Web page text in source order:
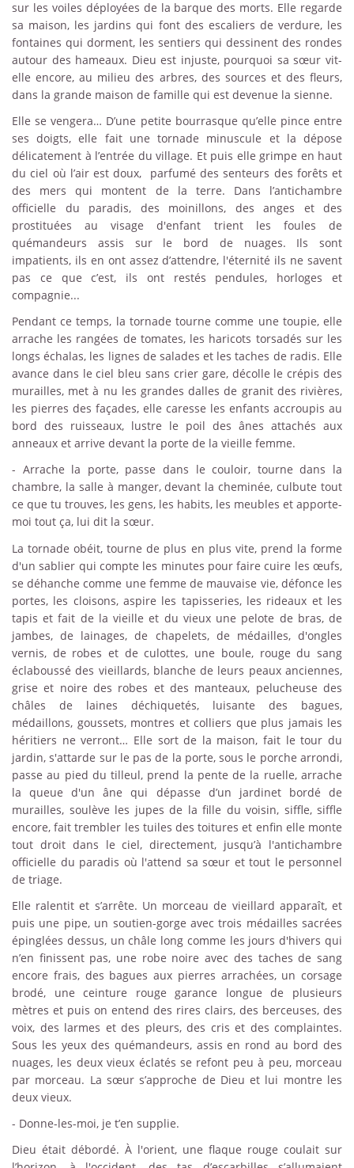
sur les voiles déployées de la barque des morts. Elle regarde
sa maison, les jardins qui font des escaliers de verdure, les
fontaines qui dorment, les sentiers qui dessinent des rondes
autour des hameaux. Dieu est injuste, pourquoi sa sœur vit-
elle encore, au milieu des arbres, des sources et des fleurs,
dans la grande maison de famille qui est devenue la sienne.
Elle se vengera… D’une petite bourrasque qu’elle pince entre
ses doigts, elle fait une tornade minuscule et la dépose
délicatement à l’entrée du village. Et puis elle grimpe en haut
du ciel où l’air est doux, parfumé des senteurs des forêts et
des mers qui montent de la terre. Dans l’antichambre
officielle du paradis, des moinillons, des anges et des
prostituées au visage d'enfant trient les foules de
quémandeurs assis sur le bord de nuages. Ils sont
impatients, ils en ont assez d’attendre, l'éternité ils ne savent
pas ce que c’est, ils ont restés pendules, horloges et
compagnie...
Pendant ce temps, la tornade tourne comme une toupie, elle
arrache les rangées de tomates, les haricots torsadés sur les
longs échalas, les lignes de salades et les taches de radis. Elle
avance dans le ciel bleu sans crier gare, décolle le crépis des
murailles, met à nu les grandes dalles de granit des rivières,
les pierres des façades, elle caresse les enfants accroupis au
bord des ruisseaux, lustre le poil des ânes attachés aux
anneaux et arrive devant la porte de la vieille femme.
- Arrache la porte, passe dans le couloir, tourne dans la
chambre, la salle à manger, devant la cheminée, culbute tout
ce que tu trouves, les gens, les habits, les meubles et apporte-
moi tout ça, lui dit la sœur.
La tornade obéit, tourne de plus en plus vite, prend la forme
d'un sablier qui compte les minutes pour faire cuire les œufs,
se déhanche comme une femme de mauvaise vie, défonce les
portes, les cloisons, aspire les tapisseries, les rideaux et les
tapis et fait de la vieille et du vieux une pelote de bras, de
jambes, de lainages, de chapelets, de médailles, d'ongles
vernis, de robes et de culottes, une boule, rouge du sang
éclaboussé des vieillards, blanche de leurs peaux anciennes,
grise et noire des robes et des manteaux, pelucheuse des
châles de laines déchiquetés, luisante des bagues,
médaillons, goussets, montres et colliers que plus jamais les
héritiers ne verront… Elle sort de la maison, fait le tour du
jardin, s'attarde sur le pas de la porte, sous le porche arrondi,
passe au pied du tilleul, prend la pente de la ruelle, arrache
la queue d'un âne qui dépasse d’un jardinet bordé de
murailles, soulève les jupes de la fille du voisin, siffle, siffle
encore, fait trembler les tuiles des toitures et enfin elle monte
tout droit dans le ciel, directement, jusqu’à l'antichambre
officielle du paradis où l'attend sa sœur et tout le personnel
de triage.
Elle ralentit et s’arrête. Un morceau de vieillard apparaît, et
puis une pipe, un soutien-gorge avec trois médailles sacrées
épinglées dessus, un châle long comme les jours d'hivers qui
n’en finissent pas, une robe noire avec des taches de sang
encore frais, des bagues aux pierres arrachées, un corsage
brodé, une ceinture rouge garance longue de plusieurs
mètres et puis on entend des rires clairs, des berceuses, des
voix, des larmes et des pleurs, des cris et des complaintes.
Sous les yeux des quémandeurs, assis en rond au bord des
nuages, les deux vieux éclatés se refont peu à peu, morceau
par morceau. La sœur s’approche de Dieu et lui montre les
deux vieux.
- Donne-les-moi, je t’en supplie.
Dieu était débordé. À l'orient, une flaque rouge coulait sur